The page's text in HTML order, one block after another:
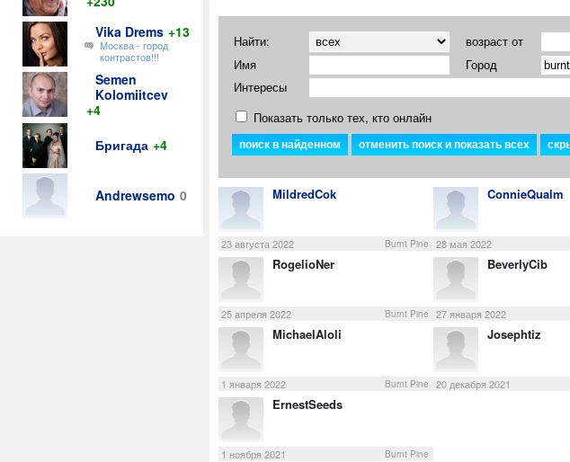
Найти: возраст от
Имя
Город
Интересы
Показать только тех, кто онлайн
MildredCok
Burnt Pine
23 августа 2022
ConnieQualm
28 мая 2022
RogelioNer
Burnt Pine
25 апреля 2022
BeverlyCib
27 января 2022
MichaelAloli
Burnt Pine
1 января 2022
Josephtiz
20 декабря 2021
ErnestSeeds
Burnt Pine
1 ноября 2021
Vika Drems +13
Москва - город
контрастов!!!
Semen
Kolomiitcev
+4
Бригада +4
Andrewsemo 0